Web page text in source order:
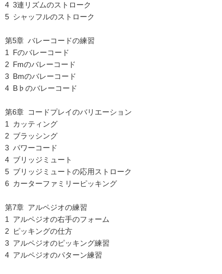
4 3連リズムのストローク
5 シャッフルのストローク
第5章 バレーコードの練習
1 Fのバレーコード
2 Fmのバレーコード
3 Bmのバレーコード
4 B♭のバレーコード
第6章 コードプレイのバリエーション
1 カッティング
2 ブラッシング
3 パワーコード
4 ブリッジミュート
5 ブリッジミュートの応用ストローク
6 カーターファミリーピッキング
第7章 アルペジオの練習
1 アルペジオの右手のフォーム
2 ピッキングの仕方
3 アルペジオのピッキング練習
4 アルペジオのパターン練習